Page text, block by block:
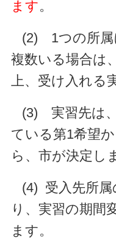
ます。
(2) 1つの所属
複数いる場合は
上、受け入れる
(3) 実習先は
ている第1希望
ら、市が決定し
(4) 受入先所属
り、実習の期間
ます。